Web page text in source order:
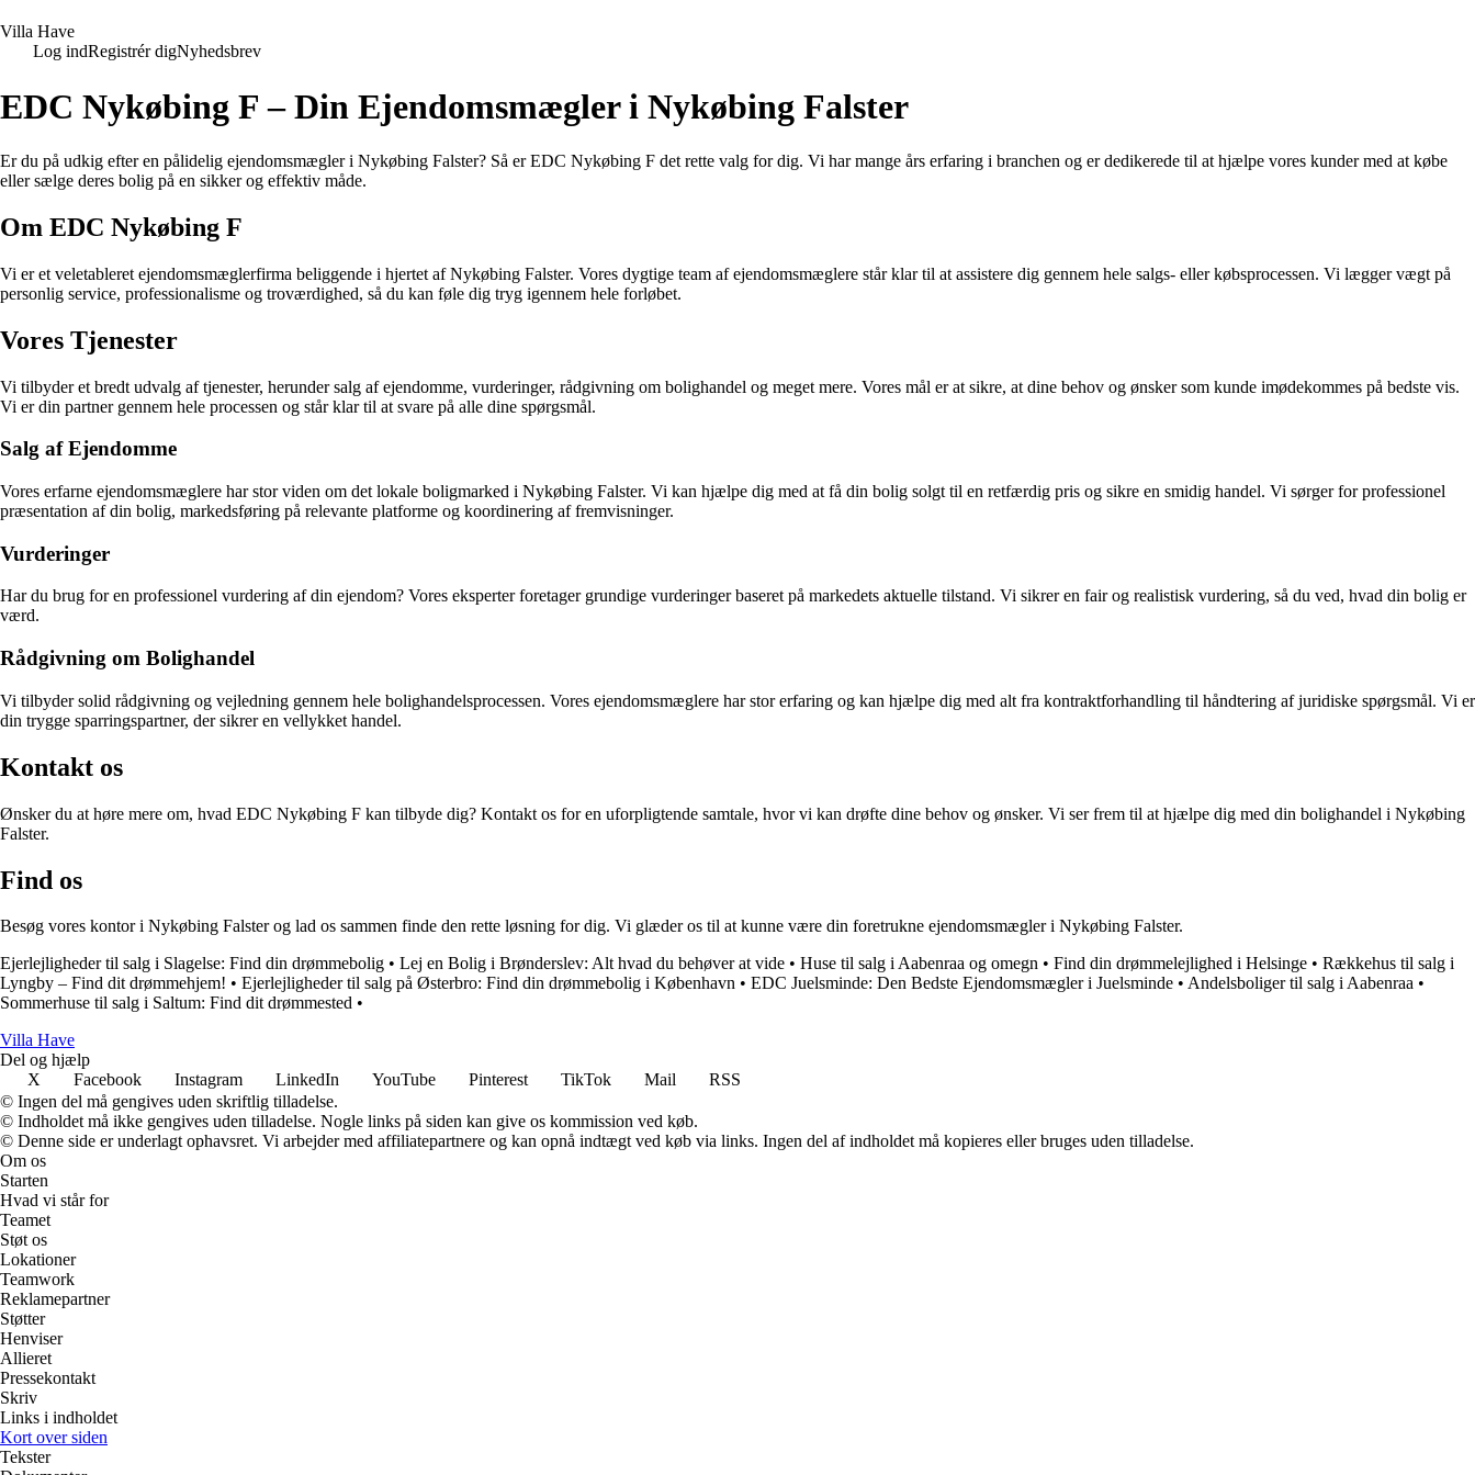
Villa Have
Log indRegistrér digNyhedsbrev
EDC Nykøbing F – Din Ejendomsmægler i Nykøbing Falster
Er du på udkig efter en pålidelig ejendomsmægler i Nykøbing Falster? Så er EDC Nykøbing F det rette valg for dig. Vi har mange års erfaring i branchen og er dedikerede til at hjælpe vores kunder med at købe
eller sælge deres bolig på en sikker og effektiv måde.
Om EDC Nykøbing F
Vi er et veletableret ejendomsmæglerfirma beliggende i hjertet af Nykøbing Falster. Vores dygtige team af ejendomsmæglere står klar til at assistere dig gennem hele salgs- eller købsprocessen. Vi lægger vægt på
personlig service, professionalisme og troværdighed, så du kan føle dig tryg igennem hele forløbet.
Vores Tjenester
Vi tilbyder et bredt udvalg af tjenester, herunder salg af ejendomme, vurderinger, rådgivning om bolighandel og meget mere. Vores mål er at sikre, at dine behov og ønsker som kunde imødekommes på bedste vis.
Vi er din partner gennem hele processen og står klar til at svare på alle dine spørgsmål.
Salg af Ejendomme
Vores erfarne ejendomsmæglere har stor viden om det lokale boligmarked i Nykøbing Falster. Vi kan hjælpe dig med at få din bolig solgt til en retfærdig pris og sikre en smidig handel. Vi sørger for professionel
præsentation af din bolig, markedsføring på relevante platforme og koordinering af fremvisninger.
Vurderinger
Har du brug for en professionel vurdering af din ejendom? Vores eksperter foretager grundige vurderinger baseret på markedets aktuelle tilstand. Vi sikrer en fair og realistisk vurdering, så du ved, hvad din bolig er
værd.
Rådgivning om Bolighandel
Vi tilbyder solid rådgivning og vejledning gennem hele bolighandelsprocessen. Vores ejendomsmæglere har stor erfaring og kan hjælpe dig med alt fra kontraktforhandling til håndtering af juridiske spørgsmål. Vi er
din trygge sparringspartner, der sikrer en vellykket handel.
Kontakt os
Ønsker du at høre mere om, hvad EDC Nykøbing F kan tilbyde dig? Kontakt os for en uforpligtende samtale, hvor vi kan drøfte dine behov og ønsker. Vi ser frem til at hjælpe dig med din bolighandel i Nykøbing
Falster.
Find os
Besøg vores kontor i Nykøbing Falster og lad os sammen finde den rette løsning for dig. Vi glæder os til at kunne være din foretrukne ejendomsmægler i Nykøbing Falster.
Ejerlejligheder til salg i Slagelse: Find din drømmebolig • Lej en Bolig i Brønderslev: Alt hvad du behøver at vide • Huse til salg i Aabenraa og omegn • Find din drømmelejlighed i Helsinge • Rækkehus til salg i
Lyngby – Find dit drømmehjem! • Ejerlejligheder til salg på Østerbro: Find din drømmebolig i København • EDC Juelsminde: Den Bedste Ejendomsmægler i Juelsminde • Andelsboliger til salg i Aabenraa •
Sommerhuse til salg i Saltum: Find dit drømmested •
Villa Have
Del og hjælp
X
Facebook Instagram LinkedIn YouTube Pinterest TikTok Mail
RSS
© Ingen del må gengives uden skriftlig tilladelse.
© Indholdet må ikke gengives uden tilladelse. Nogle links på siden kan give os kommission ved køb.
© Denne side er underlagt ophavsret. Vi arbejder med affiliatepartnere og kan opnå indtægt ved køb via links. Ingen del af indholdet må kopieres eller bruges uden tilladelse.
Om os
Starten
Hvad vi står for
Teamet
Støt os
Lokationer
Teamwork
Reklamepartner
Støtter
Henviser
Allieret
Pressekontakt
Skriv
Links i indholdet
Kort over siden
Tekster